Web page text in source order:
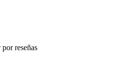
reseñas